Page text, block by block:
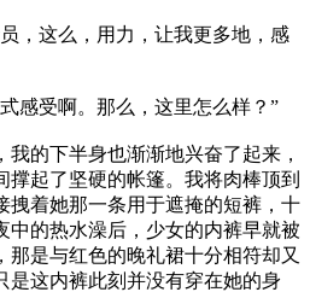
这么，用力，让我更多地，感
受啊。那么，这里怎么样？”
的下半身也渐渐地兴奋了起来，
撑起了坚硬的帐篷。我将肉棒顶到
拽着她那一条用于遮掩的短裤，十
中的热水澡后，少女的内裤早就被
那是与红色的晚礼裙十分相符却又
这内裤此刻并没有穿在她的身